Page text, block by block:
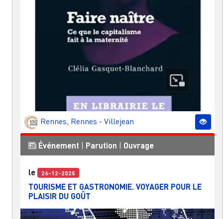
Rennes, Rennes - Villejean
Événement Parution Ouvrage
le 26-12-2025
TOURISME ET GASTRONOMIE. VOYAGER POUR LE
PLAISIR DU GOÛT